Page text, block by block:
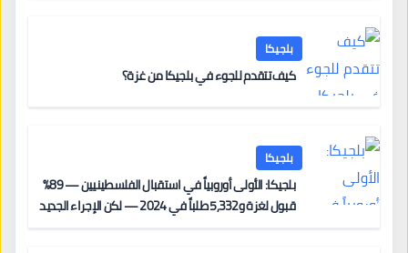
بلجيكا
كيف تتقدم للجوء في بلجيكا من غزة؟
بلجيكا
بلجيكا: الأولى أوروبياً في استقبال الفلسطينيين — 89%
قبول لغزة و5,332 طلباً في 2024 — لكن الإجراء الجديد